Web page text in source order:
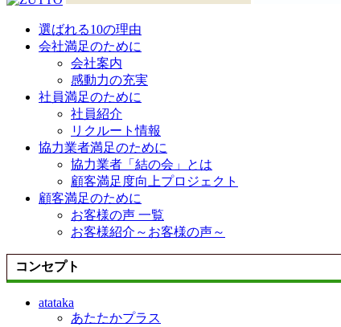
選ばれる10の理由
会社満足のために
会社案内
感動力の充実
社員満足のために
社員紹介
リクルート情報
協力業者満足のために
協力業者「結の会」とは
顧客満足度向上プロジェクト
顧客満足のために
お客様の声 一覧
お客様紹介～お客様の声～
コンセプト
atataka
あたたかプラス